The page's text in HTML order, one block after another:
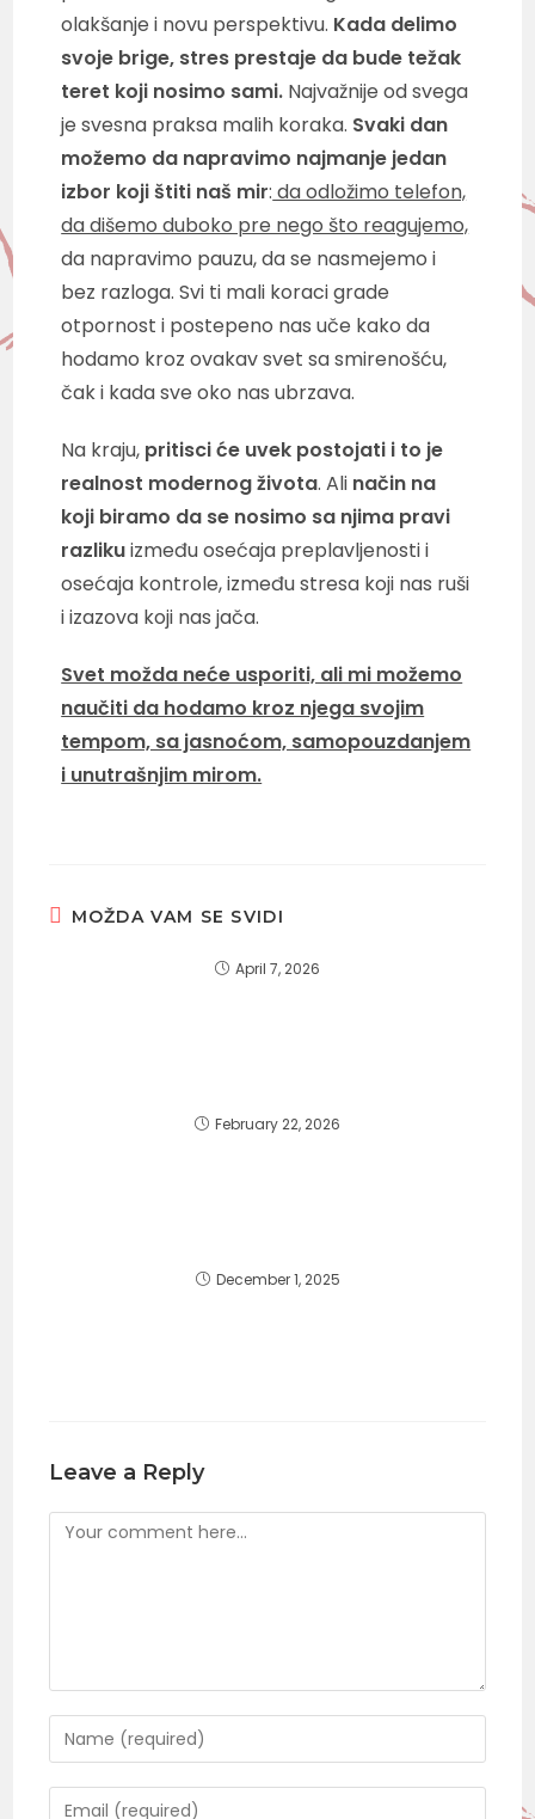
olakšanje i novu perspektivu. Kada delimo
svoje brige, stres prestaje da bude težak
teret koji nosimo sami. Najvažnije od svega
je svesna praksa malih koraka. Svaki dan
možemo da napravimo najmanje jedan
izbor koji štiti naš mir: da odložimo telefon,
da dišemo duboko pre nego što reagujemo,
da napravimo pauzu, da se nasmejemo i
bez razloga. Svi ti mali koraci grade
otpornost i postepeno nas uče kako da
hodamo kroz ovakav svet sa smirenošću,
čak i kada sve oko nas ubrzava.
Na kraju, pritisci će uvek postojati i to je
realnost modernog života. Ali način na
koji biramo da se nosimo sa njima pravi
razlikuizmeđu osećaja preplavljenosti i
osećaja kontrole, između stresa koji nas ruši
i izazova koji nas jača.
Svet možda neće usporiti, ali mi možemo
naučiti da hodamo kroz njega svojim
tempom, sa jasnoćom, samopouzdanjem
i unutrašnjim mirom.
MOŽDA VAM SE SVIDI
April 7, 2026
February 22, 2026
December 1, 2025
Leave a Reply